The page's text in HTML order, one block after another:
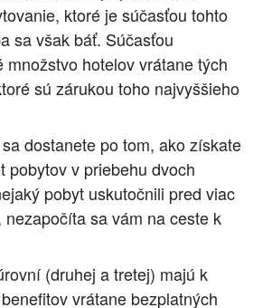
ktoré je súčasťou tohto
sa však báť. Súčasťou
množstvo hotelov vrátane tých
sú zárukou toho najvyššieho
dostanete po tom, ako získate
pobytov v priebehu dvoch
pobyt uskutočnili pred viac
nezapočíta sa vám na ceste k
(druhej a tretej) majú k
vrátane bezplatných